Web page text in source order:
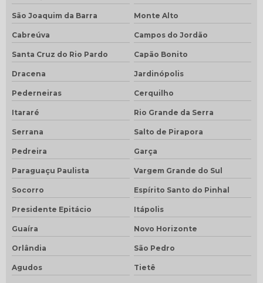
São Joaquim da Barra Monte Alto
Cabreúva Campos do Jordão
Santa Cruz do Rio Pardo Capão Bonito
Dracena Jardinópolis
Pederneiras Cerquilho
Itararé Rio Grande da Serra
Serrana Salto de Pirapora
Pedreira Garça
Paraguaçu Paulista Vargem Grande do Sul
Socorro Espírito Santo do Pinhal
Presidente Epitácio Itápolis
Guaíra Novo Horizonte
Orlândia São Pedro
Agudos Tietê